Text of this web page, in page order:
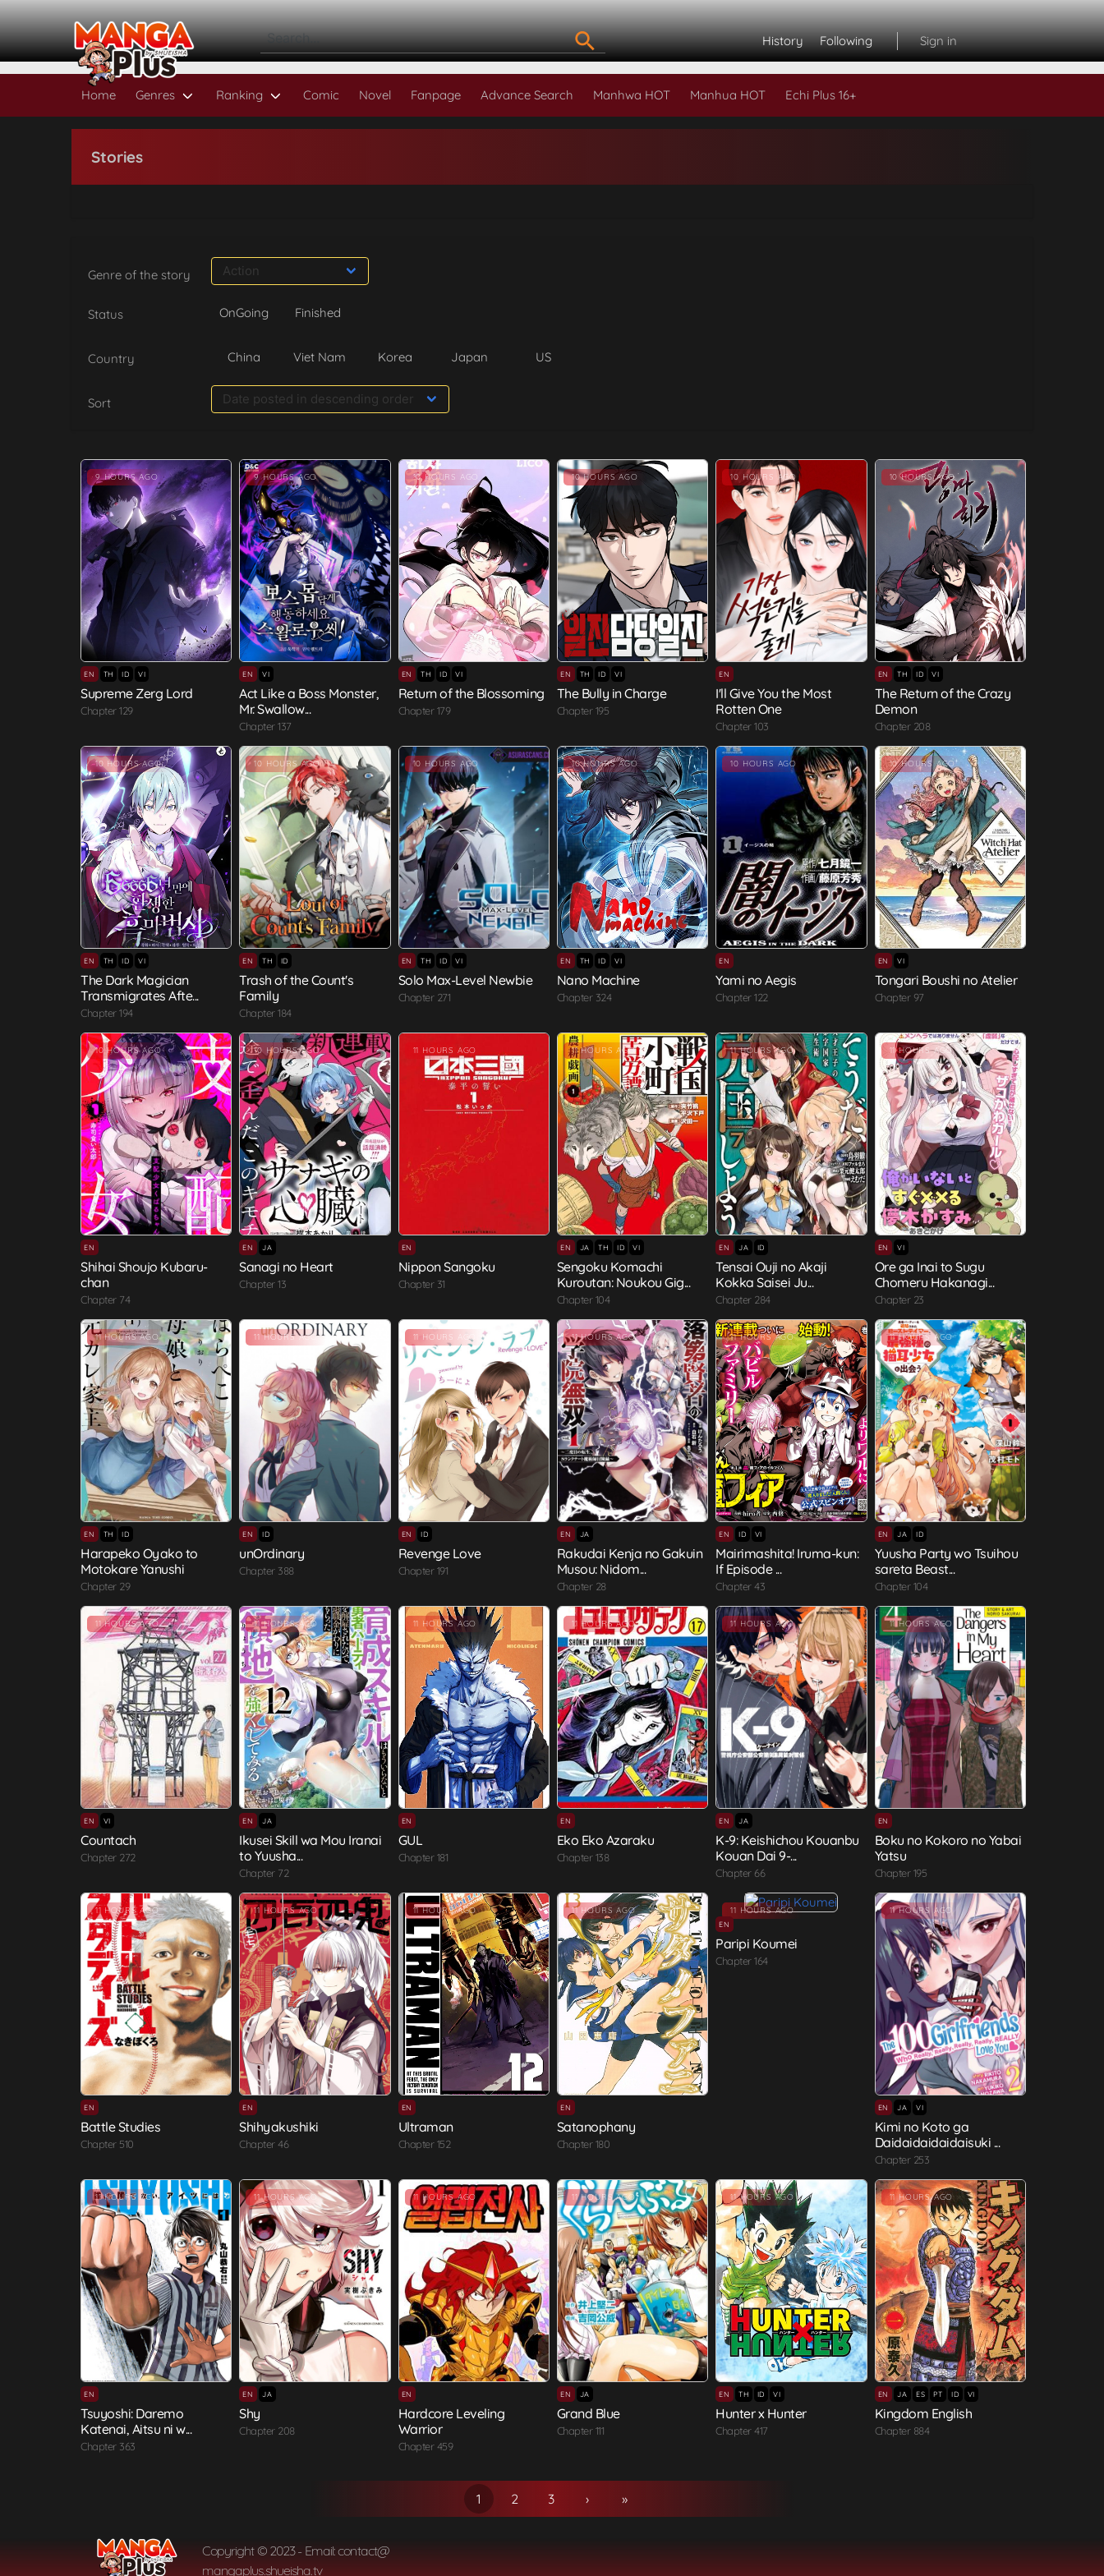
History Following Sign in
Home Genres Ranking Comic Novel Fanpage Advance Search Manhwa HOT Manhua HOT Echi Plus 16+
Stories
Genre of the story
Status OnGoing Finished
Country China Viet Nam Korea Japan US
Sort
9 HOURS AGO
EN TH ID VI
Supreme Zerg Lord
Chapter 129
9 HOURS AGO
EN VI
Act Like a Boss Monster,
Mr. Swallow...
Chapter 137
10 HOURS AGO
EN TH ID VI
Return of the Blossoming
Chapter 179
10 HOURS AGO
EN TH ID VI
The Bully in Charge
Chapter 195
10 HOURS AGO
EN
I'll Give You the Most
Rotten One
Chapter 103
10 HOURS AGO
EN TH ID VI
The Return of the Crazy
Demon
Chapter 208
10 HOURS AGO
EN TH ID VI
The Dark Magician
Transmigrates Afte...
Chapter 194
10 HOURS AGO
EN TH ID
Trash of the Count's
Family
Chapter 184
10 HOURS AGO
EN TH ID VI
Solo Max-Level Newbie
Chapter 271
10 HOURS AGO
EN TH ID VI
Nano Machine
Chapter 324
10 HOURS AGO
EN
Yami no Aegis
Chapter 122
10 HOURS AGO
EN VI
Tongari Boushi no Atelier
Chapter 97
10 HOURS AGO
EN
Shihai Shoujo Kubaru-
chan
Chapter 74
10 HOURS AGO
EN JA
Sanagi no Heart
Chapter 13
11 HOURS AGO
EN
Nippon Sangoku
Chapter 31
11 HOURS AGO
EN JA TH ID VI
Sengoku Komachi
Kuroutan: Noukou Gig...
Chapter 104
11 HOURS AGO
EN JA ID
Tensai Ouji no Akaji
Kokka Saisei Ju...
Chapter 284
11 HOURS AGO
EN VI
Ore ga Inai to Sugu
Chomeru Hakanagi...
Chapter 23
11 HOURS AGO
EN TH ID
Harapeko Oyako to
Motokare Yanushi
Chapter 29
11 HOURS AGO
EN ID
unOrdinary
Chapter 388
11 HOURS AGO
EN ID
Revenge Love
Chapter 191
11 HOURS AGO
EN JA
Rakudai Kenja no Gakuin
Musou: Nidom...
Chapter 28
11 HOURS AGO
EN ID VI
Mairimashita! Iruma-kun:
If Episode ...
Chapter 43
11 HOURS AGO
EN JA ID
Yuusha Party wo Tsuihou
sareta Beast...
Chapter 104
11 HOURS AGO
EN VI
Countach
Chapter 272
11 HOURS AGO
EN JA
Ikusei Skill wa Mou Iranai
to Yuusha...
Chapter 72
11 HOURS AGO
EN
GUL
Chapter 181
11 HOURS AGO
EN
Eko Eko Azaraku
Chapter 138
11 HOURS AGO
EN JA
K-9: Keishichou Kouanbu
Kouan Dai 9-...
Chapter 66
11 HOURS AGO
EN
Boku no Kokoro no Yabai
Yatsu
Chapter 195
11 HOURS AGO
EN
Battle Studies
Chapter 510
11 HOURS AGO
EN
Shihyakushiki
Chapter 46
11 HOURS AGO
EN
Ultraman
Chapter 152
11 HOURS AGO
EN
Satanophany
Chapter 180
11 HOURS AGO
EN
Paripi Koumei
Chapter 164
11 HOURS AGO
EN JA VI
Kimi no Koto ga
Daidaidaidaidaisuki ...
Chapter 253
11 HOURS AGO
EN
Tsuyoshi: Daremo
Katenai, Aitsu ni w...
Chapter 363
11 HOURS AGO
EN JA
Shy
Chapter 208
11 HOURS AGO
EN
Hardcore Leveling
Warrior
Chapter 459
11 HOURS AGO
EN JA
Grand Blue
Chapter 111
11 HOURS AGO
EN TH ID VI
Hunter x Hunter
Chapter 417
11 HOURS AGO
EN JA ES PT ID VI
Kingdom English
Chapter 884
1 2 3 › »
Copyright © 2023 - Email: contact@
mangaplus.shueisha.tv